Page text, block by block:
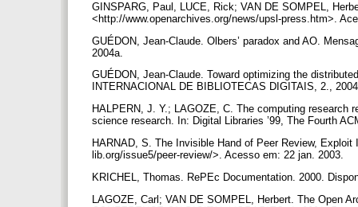
GINSPARG, Paul, LUCE, Rick; VAN DE SOMPEL,
<http://www.openarchives.org/news/upsl-press.htm>.
GUÉDON, Jean-Claude. Olbers’ paradox and AO.
2004a.
GUÉDON, Jean-Claude. Toward optimizing the
INTERNACIONAL DE BIBLIOTECAS DIGITAIS, 2.,
HALPERN, J. Y.; LAGOZE, C. The computing research
science research. In: Digital Libraries ’99, The Fourth
HARNAD, S. The Invisible Hand of Peer Review,
lib.org/issue5/peer-review/>. Acesso em: 22 jan. 2003.
KRICHEL, Thomas. RePEc Documentation. 2000.
LAGOZE, Carl; VAN DE SOMPEL, Herbert. The Open